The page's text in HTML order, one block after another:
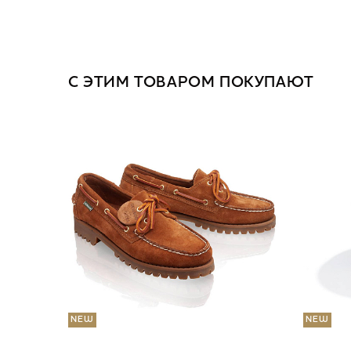
С ЭТИМ ТОВАРОМ ПОКУПАЮТ
NEW NEW